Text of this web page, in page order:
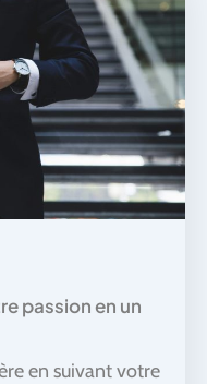
passion en un
en suivant votre